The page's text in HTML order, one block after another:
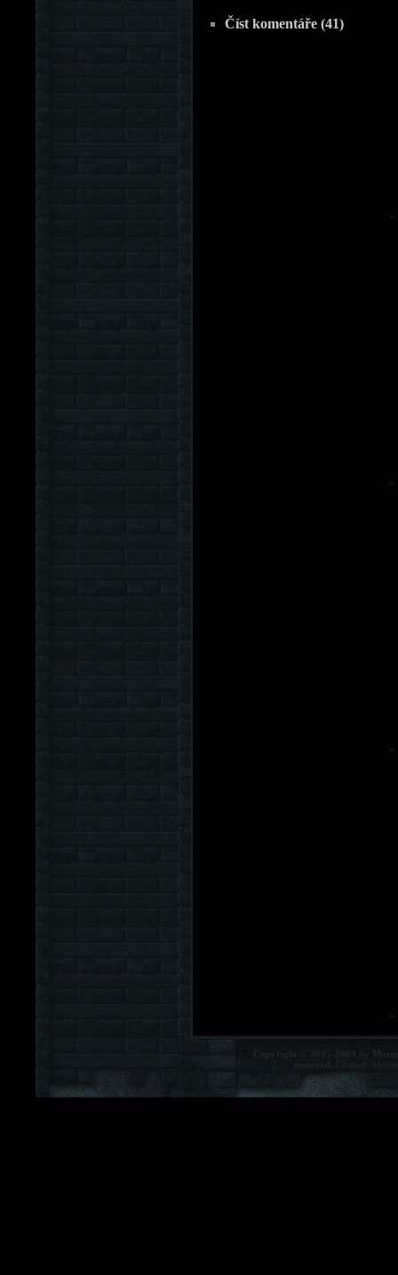
Číst komentáře (41)
Copyright © 2005-2009 by
reserved. Contact: